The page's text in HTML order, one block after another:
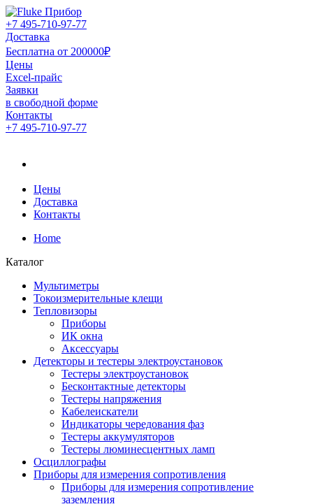
+7 495-710-97-77
Доставка
Бесплатна от 200000₽
Цены
Excel-прайс
Заявки
в свободной форме
Контакты
+7 495-710-97-77
Цены
Доставка
Контакты
Home
Каталог
Мультиметры
Токоизмерительные клещи
Тепловизоры
Приборы
ИК окна
Аксессуары
Детекторы и тестеры электроустановок
Тестеры электроустановок
Бесконтактные детекторы
Тестеры напряжения
Кабелеискатели
Индикаторы чередования фаз
Тестеры аккумуляторов
Тестеры люминесцентных ламп
Осциллографы
Приборы для измерения сопротивления
Приборы для измерения сопротивление
заземления